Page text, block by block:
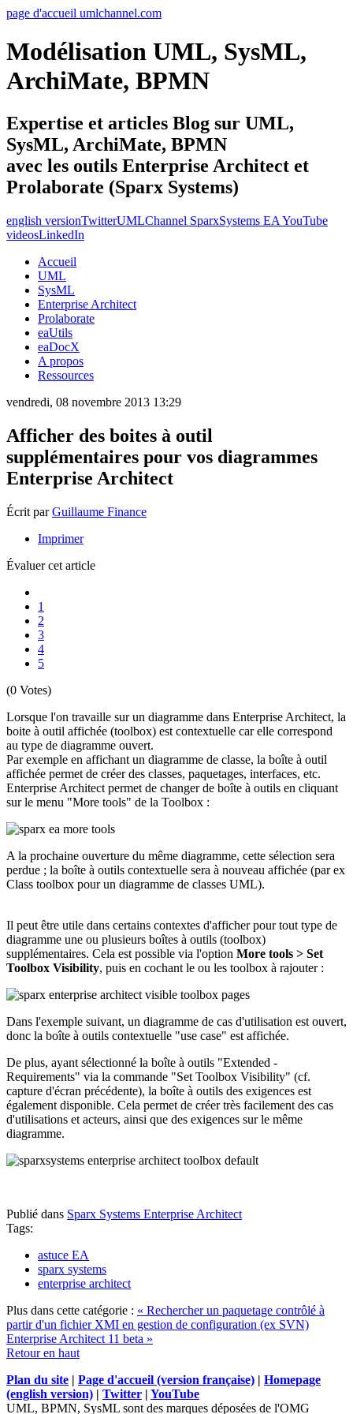
page d'accueil umlchannel.com
Modélisation UML, SysML,
ArchiMate, BPMN
Expertise et articles Blog sur UML,
SysML, ArchiMate, BPMN
avec les outils Enterprise Architect et
Prolaborate (Sparx Systems)
english versionTwitterUMLChannel SparxSystems EA YouTube
videosLinkedIn
Accueil
UML
SysML
Enterprise Architect
Prolaborate
eaUtils
eaDocX
A propos
Ressources
vendredi, 08 novembre 2013 13:29
Afficher des boites à outil
supplémentaires pour vos diagrammes
Enterprise Architect
Écrit parGuillaume Finance
Imprimer
Évaluer cet article
1
2
3
4
5
(0 Votes)
Lorsque l'on travaille sur un diagramme dans Enterprise Architect, la
boite à outil affichée (toolbox) est contextuelle car elle correspond
au type de diagramme ouvert.
Par exemple en affichant un diagramme de classe, la boîte à outil
affichée permet de créer des classes, paquetages, interfaces, etc.
Enterprise Architect permet de changer de boîte à outils en cliquant
sur le menu "More tools" de la Toolbox :
A la prochaine ouverture du même diagramme, cette sélection sera
perdue ; la boîte à outils contextuelle sera à nouveau affichée (par ex
Class toolbox pour un diagramme de classes UML).
Il peut être utile dans certains contextes d'afficher pour tout type de
diagramme une ou plusieurs boîtes à outils (toolbox)
supplémentaires. Cela est possible via l'option More tools > Set
Toolbox Visibility, puis en cochant le ou les toolbox à rajouter :
Dans l'exemple suivant, un diagramme de cas d'utilisation est ouvert,
donc la boîte à outils contextuelle "use case" est affichée.
De plus, ayant sélectionné la boîte à outils "Extended -
Requirements" via la commande "Set Toolbox Visibility" (cf.
capture d'écran précédente), la boîte à outils des exigences est
également disponible. Cela permet de créer très facilement des cas
d'utilisations et acteurs, ainsi que des exigences sur le même
diagramme.
Publié dans Sparx Systems Enterprise Architect
Tags:
astuce EA
sparx systems
enterprise architect
Plus dans cette catégorie : « Rechercher un paquetage contrôlé à
partir d'un fichier XMI en gestion de configuration (ex SVN)
Enterprise Architect 11 beta »
Retour en haut
Plan du site | Page d'accueil (version française) | Homepage
(english version) | Twitter | YouTube
UML, BPMN, SysML sont des marques déposées de l'OMG